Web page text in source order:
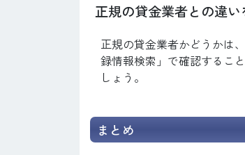
正規の貸金業者との違
正規の貸金業者かどうかは
録情報検索」で確認するこ
しょう。
まとめ